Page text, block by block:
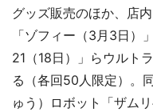
グッズ販売のほか、店
「ゾフィー（3月3日）
21（18日）」らウルト
る（各回50人限定）。
ゅう）ロボット「ザム